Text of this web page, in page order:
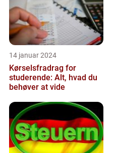
14 januar 2024
Kørselsfradrag for
studerende: Alt, hvad du
behøver at vide